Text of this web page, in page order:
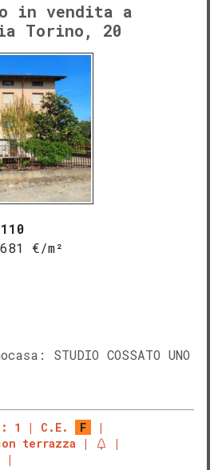
in vendita a
Torino, 20
681 €/m²
STUDIO COSSATO UNO
1 C.E.
F
terrazza